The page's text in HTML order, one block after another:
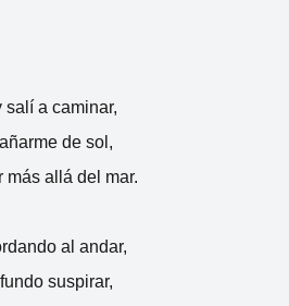
salí a caminar,
de sol,
más allá del mar.
al andar,
suspirar,